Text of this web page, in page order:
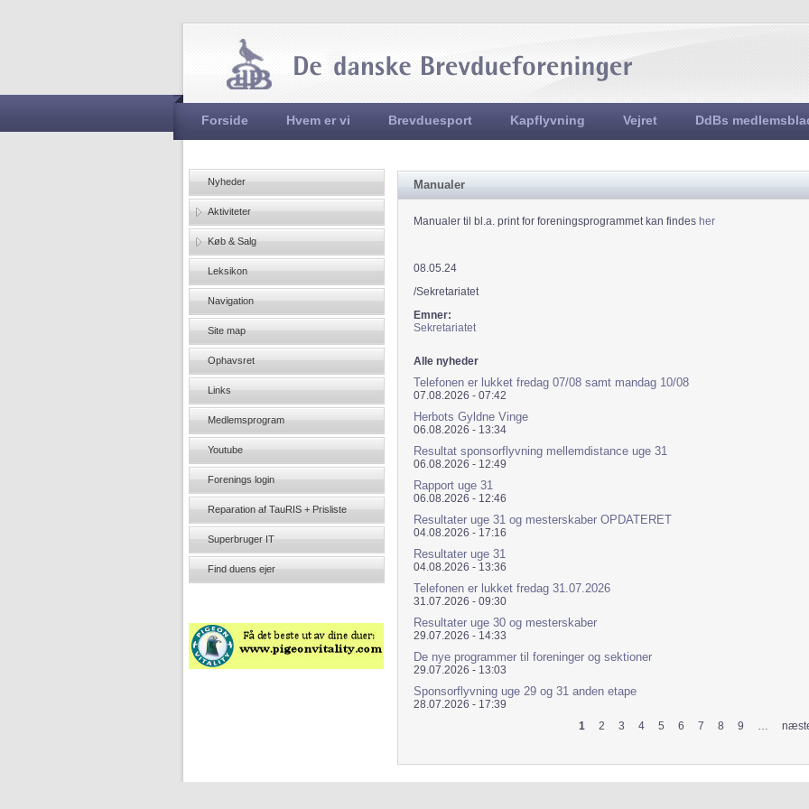
Hovedmenu
Forside Hvem er vi Brevduesport Kapflyvning Vejret DdBs
Manualer
Manualer til bl.a. print for foreningsprogrammet kan findes her
08.05.24
/Sekretariatet
Emner:
Sekretariatet
Alle nyheder
Telefonen er lukket fredag 07/08 samt mandag 10/08
07.08.2026 - 07:42
Herbots Gyldne Vinge
06.08.2026 - 13:34
Resultat sponsorflyvning mellemdistance uge 31
06.08.2026 - 12:49
Rapport uge 31
06.08.2026 - 12:46
Resultater uge 31 og mesterskaber OPDATERET
04.08.2026 - 17:16
Resultater uge 31
04.08.2026 - 13:36
Telefonen er lukket fredag 31.07.2026
31.07.2026 - 09:30
Resultater uge 30 og mesterskaber
29.07.2026 - 14:33
De nye programmer til foreninger og sektioner
29.07.2026 - 13:03
Sponsorflyvning uge 29 og 31 anden etape
28.07.2026 - 17:39
1 2 3 4 5 6 7 8 9 …
Nyheder
Aktiviteter
Køb & Salg
Leksikon
Navigation
Site map
Ophavsret
Links
Medlemsprogram
Youtube
Forenings login
Reparation af TauRIS + Prisliste
Superbruger IT
Find duens ejer